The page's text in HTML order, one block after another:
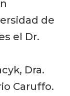
de
el Dr.
Dra.
Caruffo.